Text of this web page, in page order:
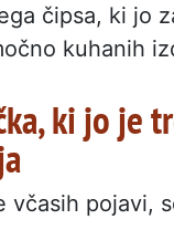
čipsa, ki jo
kuhanih
ki jo je
včasih pojavi,